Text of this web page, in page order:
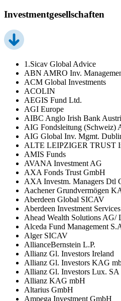
Investmentgesellschaften
1.Sicav Global Advice
ABN AMRO Inv.
ACM Global Investments
ACOLIN
AEGIS Fund Ltd.
AGI Europe
AIBC Anglo Irish Bank
AIG Fondsleitung (Schweiz)
AIG Global Inv. Mgmt.
ALTE LEIPZIGER TRUST
AMIS Funds
AVANA Investment AG
AXA Fonds Trust GmbH
AXA Investm. Managers Dtl
Aachener Grundvermögen
Aberdeen Global SICAV
Aberdeen Investment
Ahead Wealth Solutions AG/
Alceda Fund Management
Alger SICAV
AllianceBernstein L.P.
Allianz Gl. Investors Ireland
Allianz Gl. Investors KAG
Allianz Gl. Investors Lux. SA
Allianz KAG mbH
Altarius GmbH
Ampega Investment GmbH